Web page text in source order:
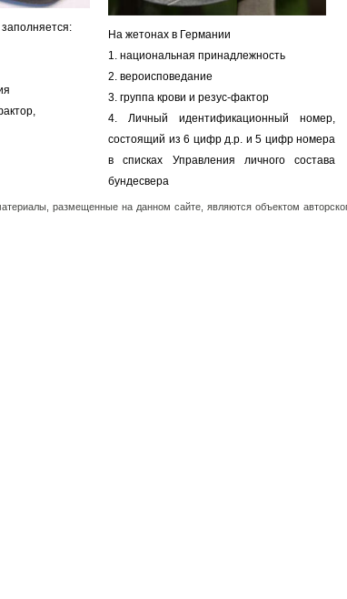
На жетонах в Германии
1. национальная принадлежность
2. вероисповедание
3. группа крови и резус-фактор
4. Личный идентификационный номер,
состоящий из 6 цифр д.р. и 5 цифр номера
в списках Управления личного состава
бундесвера
размещенные на данном сайте, являются объектом